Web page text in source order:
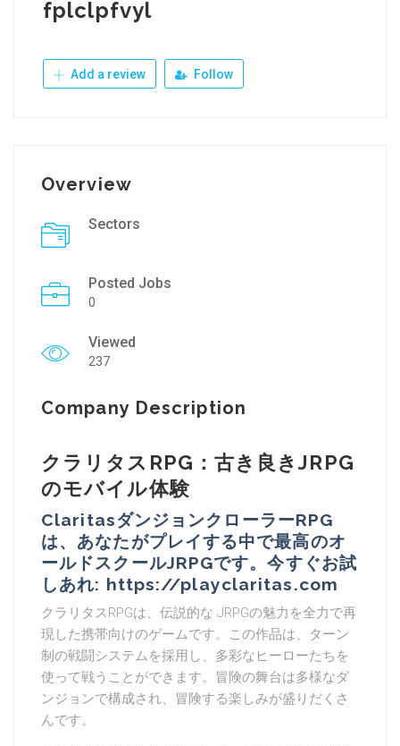
fplclpfvyl
Add a review Follow
Overview
Sectors
Posted Jobs
0
Viewed
237
Company Description
クラリタスRPG：古き良きJRPG
のモバイル体験
ClaritasダンジョンクローラーRPG
は、あなたがプレイする中で最高のオ
ールドスクールJRPGです。今すぐお試
しあれ: https://playclaritas.com
クラリタスRPGは、伝説的な JRPGの魅力を全力で再
現した携帯向けのゲームです。この作品は、ターン
制の戦闘システムを採用し、多彩なヒーローたちを
使って戦うことができます。冒険の舞台は多様なダ
ンジョンで構成され、冒険する楽しみが盛りだくさ
んです。